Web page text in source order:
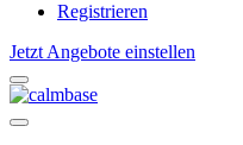
Registrieren
Jetzt Angebote einstellen